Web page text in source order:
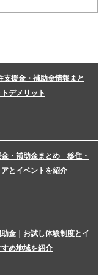
支援金・補助金情報まと
デメリット
・補助金まとめ 移住・
とイベントを紹介
金｜お試し体験制度とイ
め地域を紹介